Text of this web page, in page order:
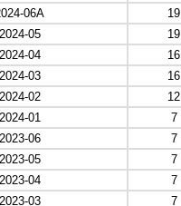
06A
19
2024-05
19
2024-04
16
2024-03
16
2024-02
12
2024-01
7
2023-06
7
2023-05
7
2023-04
7
2023-03
7